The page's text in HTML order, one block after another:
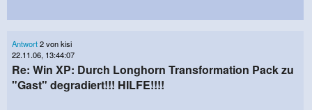
Antwort2 von kisi
22.11.06, 13:44:07
Re: Win XP: Durch Longhorn Transformation Pack zu
"Gast" degradiert!!! HILFE!!!!